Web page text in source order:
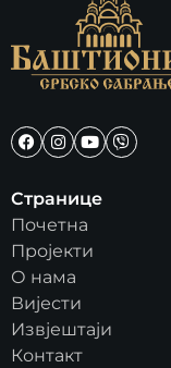
Странице
Почетна
Пројекти
О нама
Вијести
Извјештаји
Контакт